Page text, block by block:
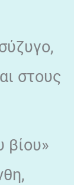
στους
βίου»